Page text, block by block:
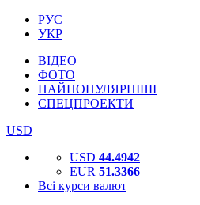
РУС
УКР
ВІДЕО
ФОТО
НАЙПОПУЛЯРНІШІ
СПЕЦПРОЕКТИ
USD
USD 44.4942
EUR 51.3366
Всі курси валют